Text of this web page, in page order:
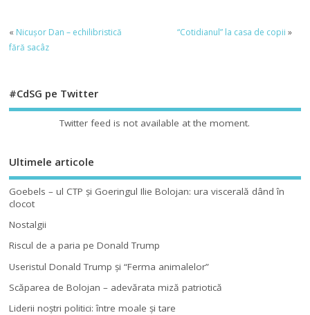
« Nicuşor Dan – echilibristică
fără sacâz
“Cotidianul” la casa de copii »
#CdSG pe Twitter
Twitter feed is not available at the moment.
Ultimele articole
Goebels – ul CTP şi Goeringul Ilie Bolojan: ura viscerală dând în
clocot
Nostalgii
Riscul de a paria pe Donald Trump
Useristul Donald Trump şi “Ferma animalelor”
Scăparea de Bolojan – adevărata miză patriotică
Liderii noştri politici: între moale şi tare